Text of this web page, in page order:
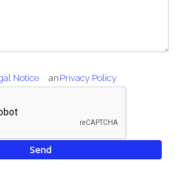
Notice andPrivacy Policy